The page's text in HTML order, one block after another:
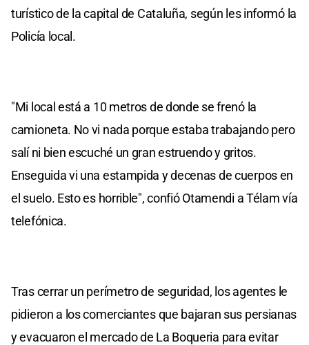
turístico de la capital de Cataluña, según les informó la
Policía local.
"Mi local está a 10 metros de donde se frenó la
camioneta. No vi nada porque estaba trabajando pero
salí ni bien escuché un gran estruendo y gritos.
Enseguida vi una estampida y decenas de cuerpos en
el suelo. Esto es horrible", confió Otamendi a Télam vía
telefónica.
Tras cerrar un perímetro de seguridad, los agentes le
pidieron a los comerciantes que bajaran sus persianas
y evacuaron el mercado de La Boqueria para evitar